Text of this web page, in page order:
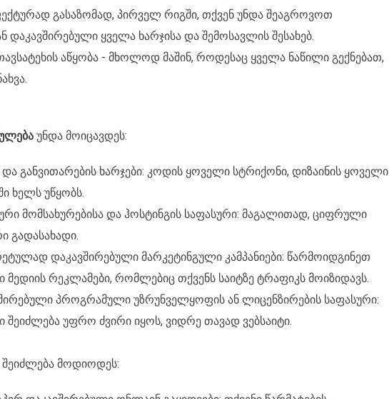
გასაზომად, პირველ რიგში, თქვენ უნდა შეაგროვოთ
დაკავშირებული ყველა ხარჯისა და შემოსავლის შესახებ.
აწყობა - მხოლოდ მაშინ, როდესაც ყველა ნაწილი გექნებათ,
უნდა მოიცავდეს:
და განვითარების ხარჯები: კოდის ყოველი სტრიქონი, დიზაინის ყოველი
ხელს უწყობს.
მომსახურებისა და ჰოსტინგის საფასური: მაგალითად, ციფრული
გადასახადი.
დაკავშირებული მარკეტინგული კამპანიები: წარმოიდგინეთ
მედიის რეკლამები, რომლებიც თქვენს საიტზე ტრაფიკს მოიზიდავს.
პროგრამული უზრუნველყოფის ან ლიცენზირების საფასური:
შეიძლება უფრო ძვირი იყოს, ვიდრე თავად ვებსაიტი.
შეიძლება მოდიოდეს: